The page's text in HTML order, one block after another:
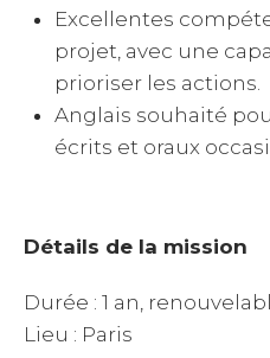
Excellentes
projet, avec une
prioriser les actions.
Anglais souhaité
écrits et oraux
Détails de la mission
Durée : 1 an,
Lieu : Paris